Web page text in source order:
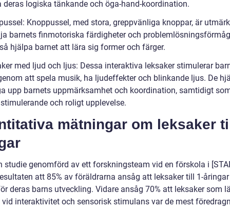
deras logiska tänkande och öga-hand-koordination.
Knoppussel, med stora, greppvänliga knoppar, är
barnets finmotoriska färdigheter och
hjälpa barnet att lära sig former och färger.
med ljud och ljus: Dessa interaktiva leksaker stimulerar
att spela musik, ha ljudeffekter och blinkande ljus. De
upp barnets uppmärksamhet och koordination, samtidigt
och roligt upplevelse.
mätningar om leksaker
studie genomförd av ett forskningsteam vid en förskola i
att 85% av föräldrarna ansåg att leksaker till 1-
deras barns utveckling. Vidare ansåg 70% att leksaker som
interaktivitet och sensorisk stimulans var de mest